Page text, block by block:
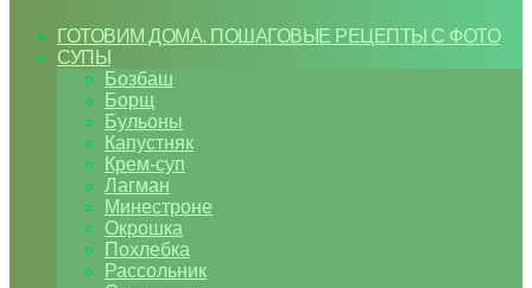
ГОТОВИМ ДОМА. ПОШАГОВЫЕ РЕЦЕПТЫ С ФОТО
СУПЫ
Бозбаш
Борщ
Бульоны
Капустняк
Крем-суп
Лагман
Минестроне
Окрошка
Похлебка
Рассольник